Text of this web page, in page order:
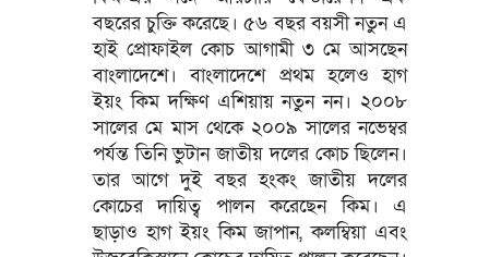
বছরের চুক্তি করেছে। ৫৬ বছর বয়সী নতুন এ
হাই প্রোফাইল কোচ আগামী ৩ মে আসছেন
বাংলাদেশে। বাংলাদেশে প্রথম হলেও হাগ
ইয়ং কিম দক্ষিণ এশিয়ায় নতুন নন। ২০০৮
সালের মে মাস থেকে ২০০৯ সালের নভেম্বর
পর্যন্ত তিনি ভুটান জাতীয় দলের কোচ ছিলেন।
তার আগে দুই বছর হংকং জাতীয় দলের
কোচের দায়িত্ব পালন করেছেন কিম। এ
ছাড়াও হাগ ইয়ং কিম জাপান, কলম্বিয়া এবং